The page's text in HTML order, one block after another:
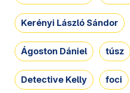
Kerényi László Sándor
Ágoston Dániel túsz
Detective Kelly foci